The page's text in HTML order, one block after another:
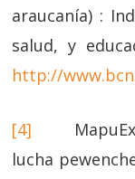
araucanía) :
salud, y
http://
[4]
lucha